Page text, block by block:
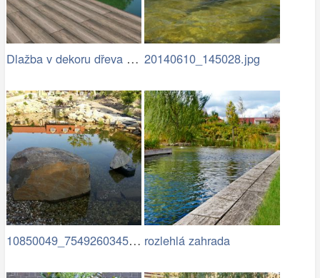
Dlažba v dekoru dřeva u zahradního… 20140610_145028.jpg
10850049_754926034583472… rozlehlá zahrada